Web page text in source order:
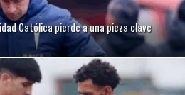
Católica pierde a una pieza clave